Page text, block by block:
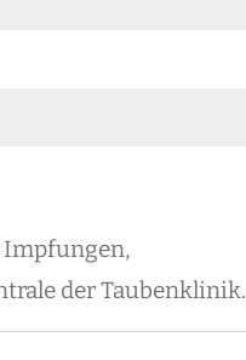
Impfungen,
der Taubenklinik.